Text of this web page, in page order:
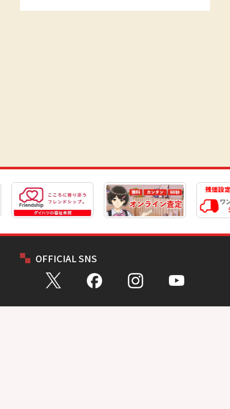
OFFICIAL SNS